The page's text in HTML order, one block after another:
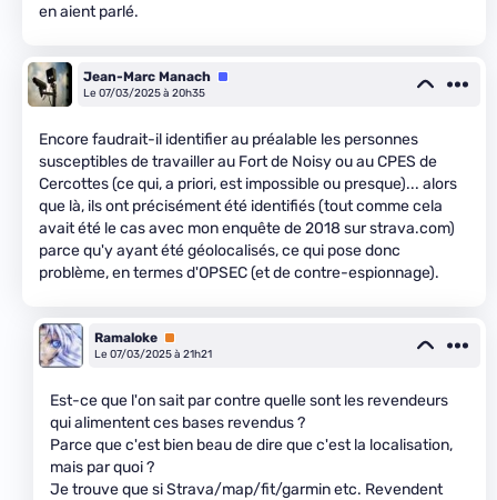
en aient parlé.
Jean-Marc Manach Équipe
Le 07/03/2025 à 20h35
Encore faudrait-il identifier au préalable les personnes
susceptibles de travailler au Fort de Noisy ou au CPES de
Cercottes (ce qui, a priori, est impossible ou presque)... alors
que là, ils ont précisément été identifiés (tout comme cela
avait été le cas avec mon enquête de 2018 sur strava.com)
parce qu'y ayant été géolocalisés, ce qui pose donc
problème, en termes d'OPSEC (et de contre-espionnage).
Ramaloke Premium
Le 07/03/2025 à 21h21
Est-ce que l'on sait par contre quelle sont les revendeurs
qui alimentent ces bases revendus ?
Parce que c'est bien beau de dire que c'est la localisation,
mais par quoi ?
Je trouve que si Strava/map/fit/garmin etc. Revendent